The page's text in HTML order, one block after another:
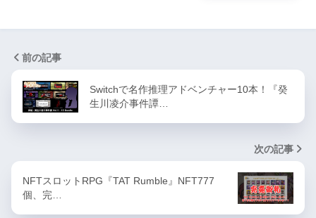
前の記事
Switchで名作推理アドベンチャー10本！『癸
生川凌介事件譚…
次の記事
NFTスロットRPG『TAT Rumble』NFT777
個、完…